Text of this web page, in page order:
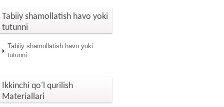
Tabiiy shamollatish havo yoki
tutunni
Tabiiy shamollatish havo yoki
tutunni
Ikkinchi qo'l qurilish
Materiallari